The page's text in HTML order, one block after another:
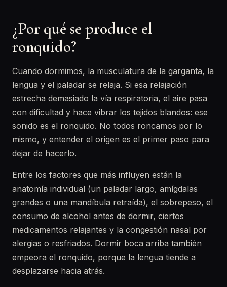
¿Por qué se produce el
ronquido?
Cuando dormimos, la musculatura de la garganta, la
lengua y el paladar se relaja. Si esa relajación
estrecha demasiado la vía respiratoria, el aire pasa
con dificultad y hace vibrar los tejidos blandos: ese
sonido es el ronquido. No todos roncamos por lo
mismo, y entender el origen es el primer paso para
dejar de hacerlo.
Entre los factores que más influyen están la
anatomía individual (un paladar largo, amígdalas
grandes o una mandíbula retraída), el sobrepeso, el
consumo de alcohol antes de dormir, ciertos
medicamentos relajantes y la congestión nasal por
alergias o resfriados. Dormir boca arriba también
empeora el ronquido, porque la lengua tiende a
desplazarse hacia atrás.